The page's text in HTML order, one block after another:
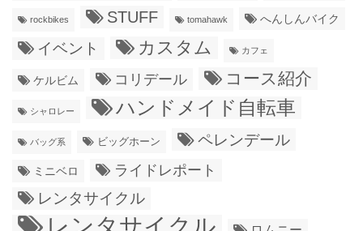
rockbikes STUFF tomahawk へんしんバイク
イベント カスタム カフェ
ケルビム コリデール コース紹介
シャロレー ハンドメイド自転車
バッグ系 ビッグホーン ペレンデール
ミニベロ ライドレポート
レンタサイクル